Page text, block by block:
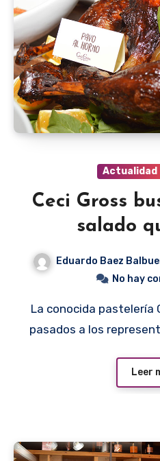
Actualidad
Ceci Gross
salado
Eduardo Baez
No hay
La conocida pastelería Ceci Gross reunió días
pasados a los
Leer